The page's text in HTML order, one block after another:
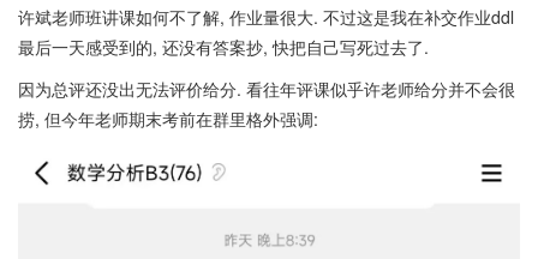
许斌老师班讲课如何不了解, 作业量很大. 不过这是我在补交作业ddl
最后一天感受到的, 还没有答案抄, 快把自己写死过去了.
因为总评还没出无法评价给分. 看往年评课似乎许老师给分并不会很
捞, 但今年老师期末考前在群里格外强调: